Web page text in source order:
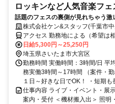
ロッキンなど人気音楽フ
話題のフェスの裏側が見れちゃう
単発1日～&夏だけ短期OK！まずは
株式会社ケン&スタッフ(千葉市
アクセス 勤務地による（希望は相
日給5,300円～25,250円
埼玉県さいたま市大宮区
勤務時間 実働時間：3時間/日 平
務実働3時間～17時間 （案件・
１日～好きな日でOK！ ・短期も
仕事内容 ライブ・イベント・展
案内・受付 ＜機材搬入出＞ 照明